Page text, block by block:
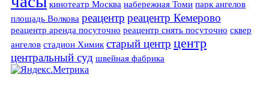
кинотеатр Москва набережная Томи парк ангелов
площадь Волкова реацентр реацентр Кемерово
реацентр аренда посуточно реацентр снять посуточно сквер
ангелов стадион Химик старый центр центр
центральный суд швейная фабрика